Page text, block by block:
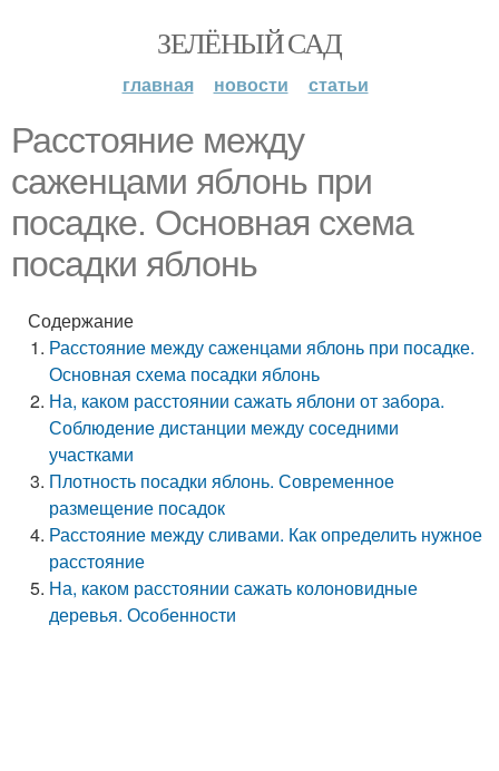
ЗЕЛЁНЫЙ САД
главная новости статьи
Расстояние между
саженцами яблонь при
посадке. Основная схема
посадки яблонь
Содержание
Расстояние между саженцами яблонь при посадке.
Основная схема посадки яблонь
На, каком расстоянии сажать яблони от забора.
Соблюдение дистанции между соседними
участками
Плотность посадки яблонь. Современное
размещение посадок
Расстояние между сливами. Как определить нужное
расстояние
На, каком расстоянии сажать колоновидные
деревья. Особенности